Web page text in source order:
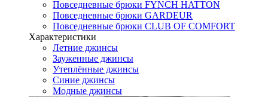
Повседневные брюки FYNCH HATTON
Повседневные брюки GARDEUR
Повседневные брюки CLUB OF COMFORT
Характеристики
Летние джинсы
Зауженные джинсы
Утеплённые джинсы
Синие джинсы
Модные джинсы